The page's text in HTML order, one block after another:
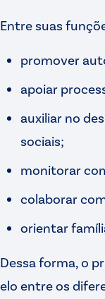
Entre suas
promover
apoiar
auxiliar no
sociais;
monitorar
colaborar
orientar
Dessa forma, o
elo entre os